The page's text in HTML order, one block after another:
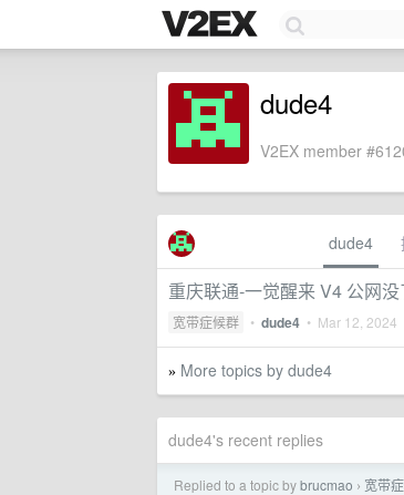
dude4
V2EX member
dude4
重庆联通-一觉醒来 V4 公网没
宽带症候群 • dude4 • Mar 12, 2024
» More topics by dude4
dude4's recent replies
Replied to a topic bybrucmao › 宽带